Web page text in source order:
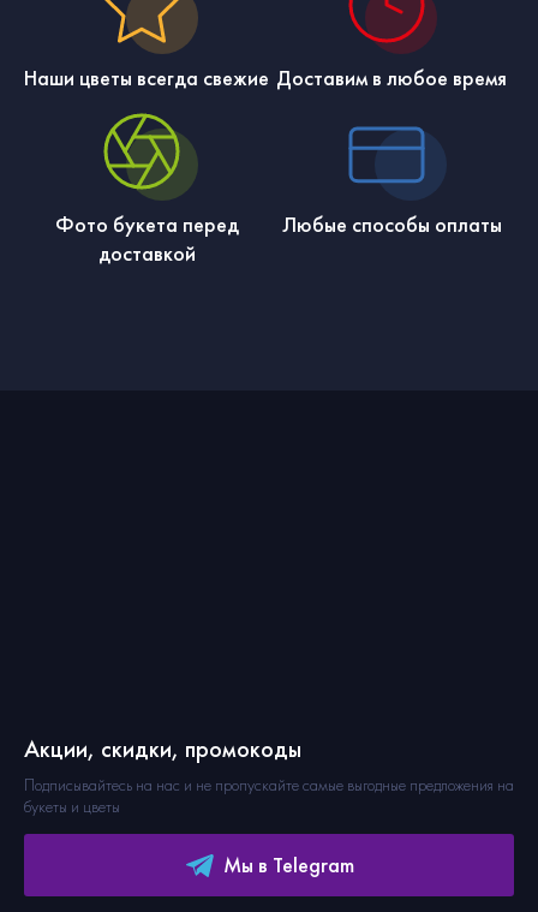
Наши цветы всегда свежие Доставим в любое время
Фото букета перед
доставкой
Любые способы оплаты
Акции, скидки, промокоды
Подписывайтесь на нас и не пропускайте самые выгодные предложения на
букеты и цветы
Мы в Telegram